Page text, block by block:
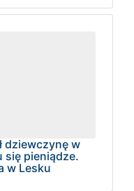
dziewczynę w
się pieniądze.
w Lesku